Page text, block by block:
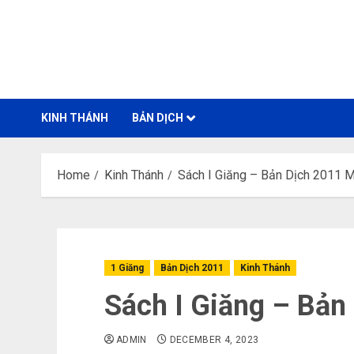
KINH THÁNH BẢN DỊCH
Home Kinh Thánh Sách I Giăng – Bản Dịch 2011
1 Giăng Bản Dịch 2011 Kinh Thánh
Sách I Giăng –
ADMIN DECEMBER 4, 2023